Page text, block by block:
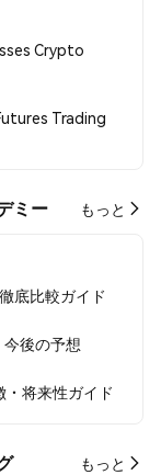
Crypto
Trading
ミー もっと
底比較ガイド
後の予想
将来性ガイド
もっと